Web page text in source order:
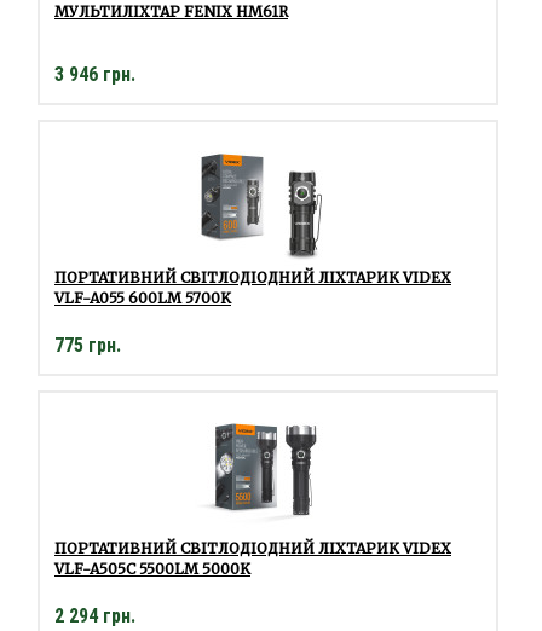
МУЛЬТИЛІХТАР FENIX HM61R
3 946 грн.
ПОРТАТИВНИЙ СВІТЛОДІОДНИЙ ЛІХТАРИК VIDEX
VLF-A055 600LM 5700K
775 грн.
ПОРТАТИВНИЙ СВІТЛОДІОДНИЙ ЛІХТАРИК VIDEX
VLF-A505C 5500LM 5000K
2 294 грн.